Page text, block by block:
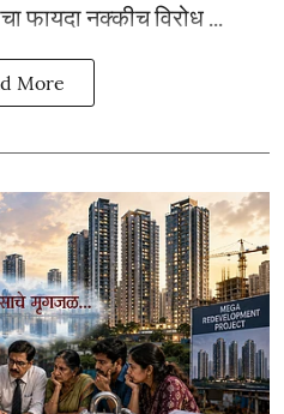
फायदा नक्कीच विरोध ...
More